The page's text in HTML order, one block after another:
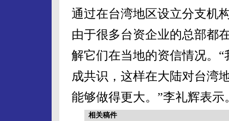
通过在台湾地区设立分支机
由于很多台资企业的总部都
解它们在当地的资信情况。
成共识，这样在大陆对台湾
能够做得更大。”李礼辉表示
相关稿件